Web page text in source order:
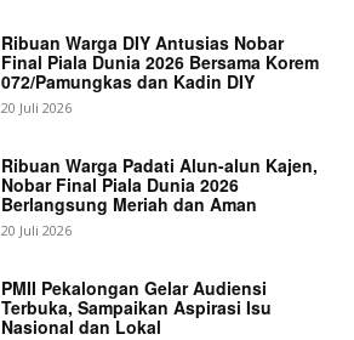
Ribuan Warga DIY Antusias Nobar
Final Piala Dunia 2026 Bersama Korem
072/Pamungkas dan Kadin DIY
20 Juli 2026
Ribuan Warga Padati Alun-alun Kajen,
Nobar Final Piala Dunia 2026
Berlangsung Meriah dan Aman
20 Juli 2026
PMII Pekalongan Gelar Audiensi
Terbuka, Sampaikan Aspirasi Isu
Nasional dan Lokal